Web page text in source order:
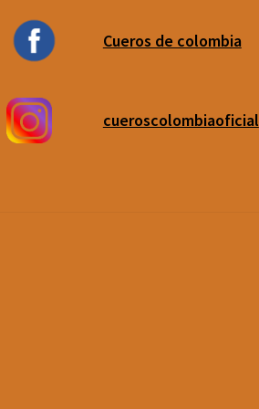
Cueros de colombia
cueroscolombiaoficial